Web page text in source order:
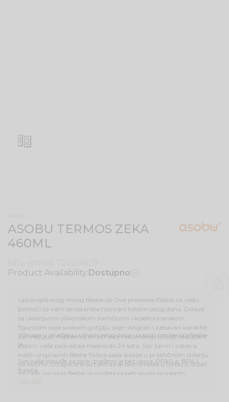
1 2
ASOBU TERMOS ZEKA
460ML
Product Availability:Dostupno
Upoznajte svog novog Bestie-ja! Ove preslatke flašice za vodu
pomoći će vam da ostanete hidrirani tokom celog dana. Dolaze
sa uklonjivom silikonskom slamčicom i kolekcionarskom
figuricom koja svakom gutljaju daje razigran i zabavan karakter.
Zahvaljujući naprednoj dvostrukoj vakumskoj izolaciji sa duplim
zidom, vaše piće ostaje hladno do 24 sata. Sav šarm i zabava
naših originalnih Bestie flašica sada dolaze u praktičnom izdanju
od 460ml. Dizajnirane su tako da se lako smeste u torbu ili držač
za čaše, pa svog Bestie-ja možete poneti svuda sa sobom.
Uživajte u osveženju tokom celog dana uz svog omiljenog Bestie-
ja.
Svo naše posuđe za piće izrađeno je bez olova, PFAS-a, BPA i
ftalata.